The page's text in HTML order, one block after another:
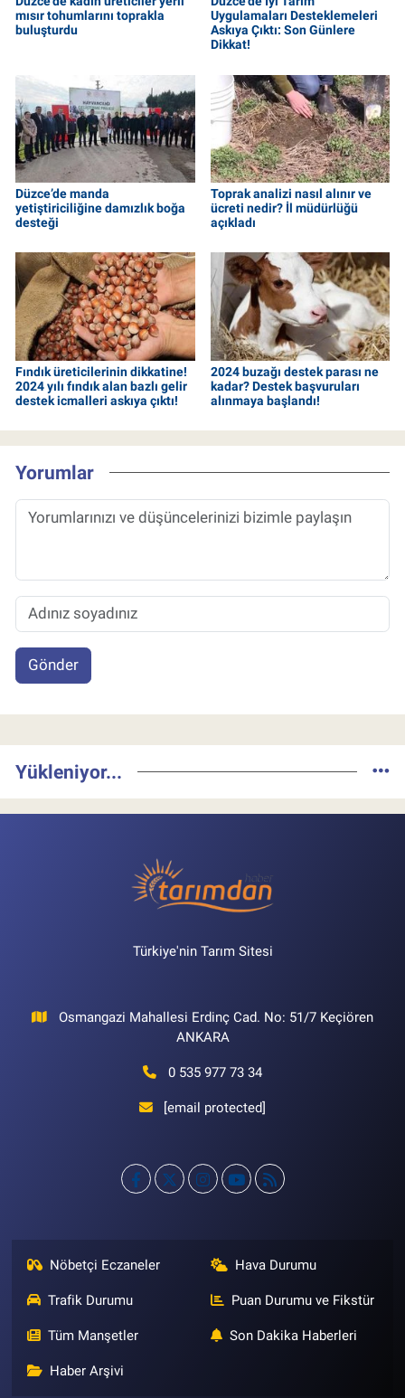
mısır tohumlarını toprakla
buluşturdu
Uygulamaları Desteklemeleri
Askıya Çıktı: Son Günlere
Dikkat!
Düzce’de manda
yetiştiriciliğine damızlık boğa
desteği
Toprak analizi nasıl alınır ve
ücreti nedir? İl müdürlüğü
açıkladı
Fındık üreticilerinin dikkatine!
2024 yılı fındık alan bazlı gelir
destek icmalleri askıya çıktı!
2024 buzağı destek parası ne
kadar? Destek başvuruları
alınmaya başlandı!
Yorumlar
Gönder
Yükleniyor...
Türkiye'nin Tarım Sitesi
Osmangazi Mahallesi Erdinç Cad. No: 51/7 Keçiören
ANKARA
0 535 977 73 34
[email protected]
Nöbetçi Eczaneler Hava Durumu
Trafik Durumu Puan Durumu ve Fikstür
Tüm Manşetler Son Dakika Haberleri
Haber Arşivi